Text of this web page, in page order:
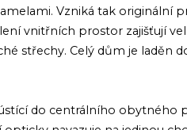
Vzniká tak originální
vnitřních prostor zajišťují
střechy. Celý dům je laděn
do centrálního obytného